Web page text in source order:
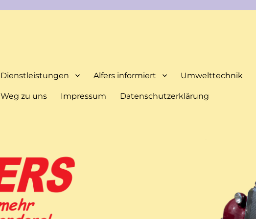
Dienstleistungen Alfers informiert Umwelttechnik
Weg zu uns Impressum Datenschutzerklärung